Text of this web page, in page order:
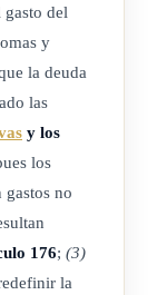
del
y
la deuda
las
y los
los
gastos no
176; (3)
la